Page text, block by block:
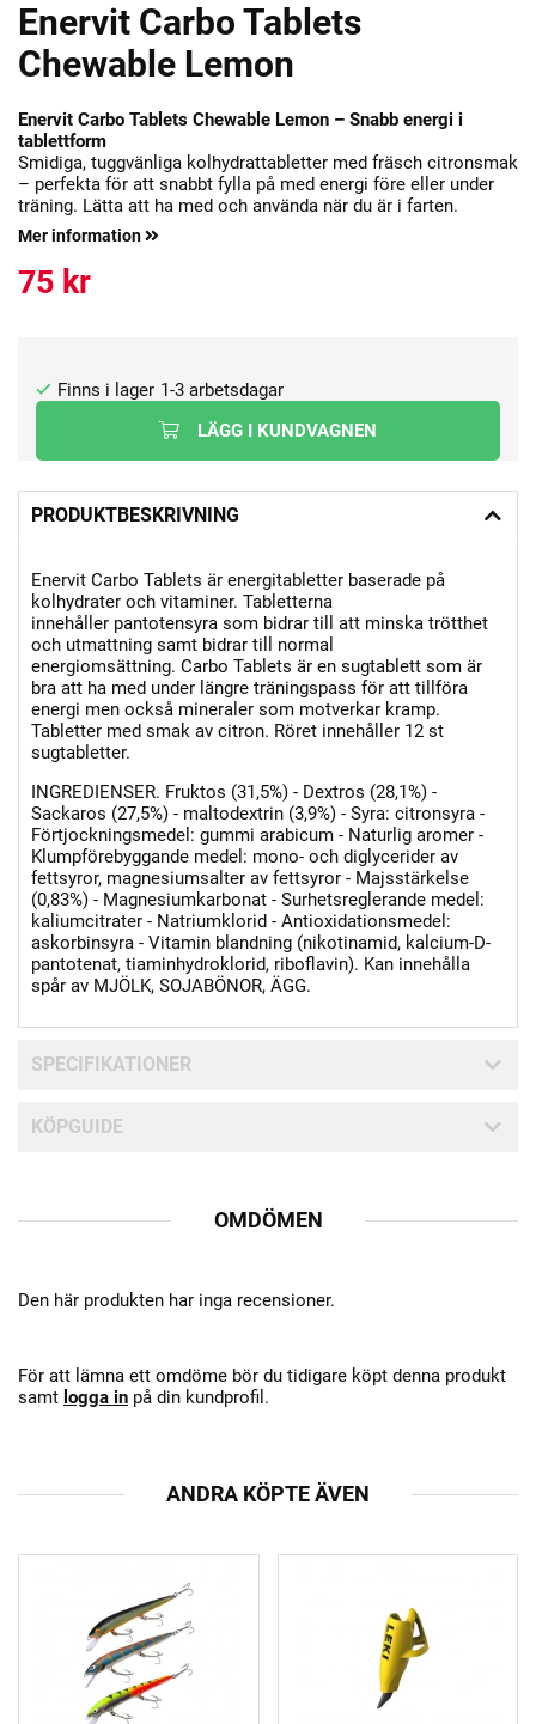
Enervit Carbo Tablets
Chewable Lemon
Enervit Carbo Tablets Chewable Lemon – Snabb energi i
tablettform
Smidiga, tuggvänliga kolhydrattabletter med fräsch citronsmak
– perfekta för att snabbt fylla på med energi före eller under
träning. Lätta att ha med och använda när du är i farten.
Mer information
75 kr
1-3 arbetsdagar
LÄGG I KUNDVAGNEN
PRODUKTBESKRIVNING
Enervit Carbo Tablets är energitabletter baserade på
kolhydrater och vitaminer. Tabletterna
innehåller pantotensyra som bidrar till att minska trötthet
och utmattning samt bidrar till normal
energiomsättning. Carbo Tablets är en sugtablett som är
bra att ha med under längre träningspass för att tillföra
energi men också mineraler som motverkar kramp.
Tabletter med smak av citron. Röret innehåller 12 st
sugtabletter.
INGREDIENSER. Fruktos (31,5%) - Dextros (28,1%) -
Sackaros (27,5%) - maltodextrin (3,9%) - Syra: citronsyra -
Förtjockningsmedel: gummi arabicum - Naturlig aromer -
Klumpförebyggande medel: mono- och diglycerider av
fettsyror, magnesiumsalter av fettsyror - Majsstärkelse
(0,83%) - Magnesiumkarbonat - Surhetsreglerande medel:
kaliumcitrater - Natriumklorid - Antioxidationsmedel:
askorbinsyra - Vitamin blandning (nikotinamid, kalcium-D-
pantotenat, tiaminhydroklorid, riboflavin). Kan innehålla
spår av MJÖLK, SOJABÖNOR, ÄGG.
SPECIFIKATIONER
KÖPGUIDE
OMDÖMEN
För att lämna ett omdöme bör du tidigare köpt denna produkt
samt logga in på din kundprofil.
Den här produkten har inga recensioner.
ANDRA KÖPTE ÄVEN